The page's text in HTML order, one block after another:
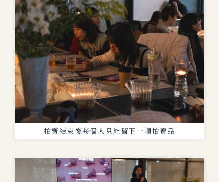
拍賣結束後每個人只能留下一項拍賣品